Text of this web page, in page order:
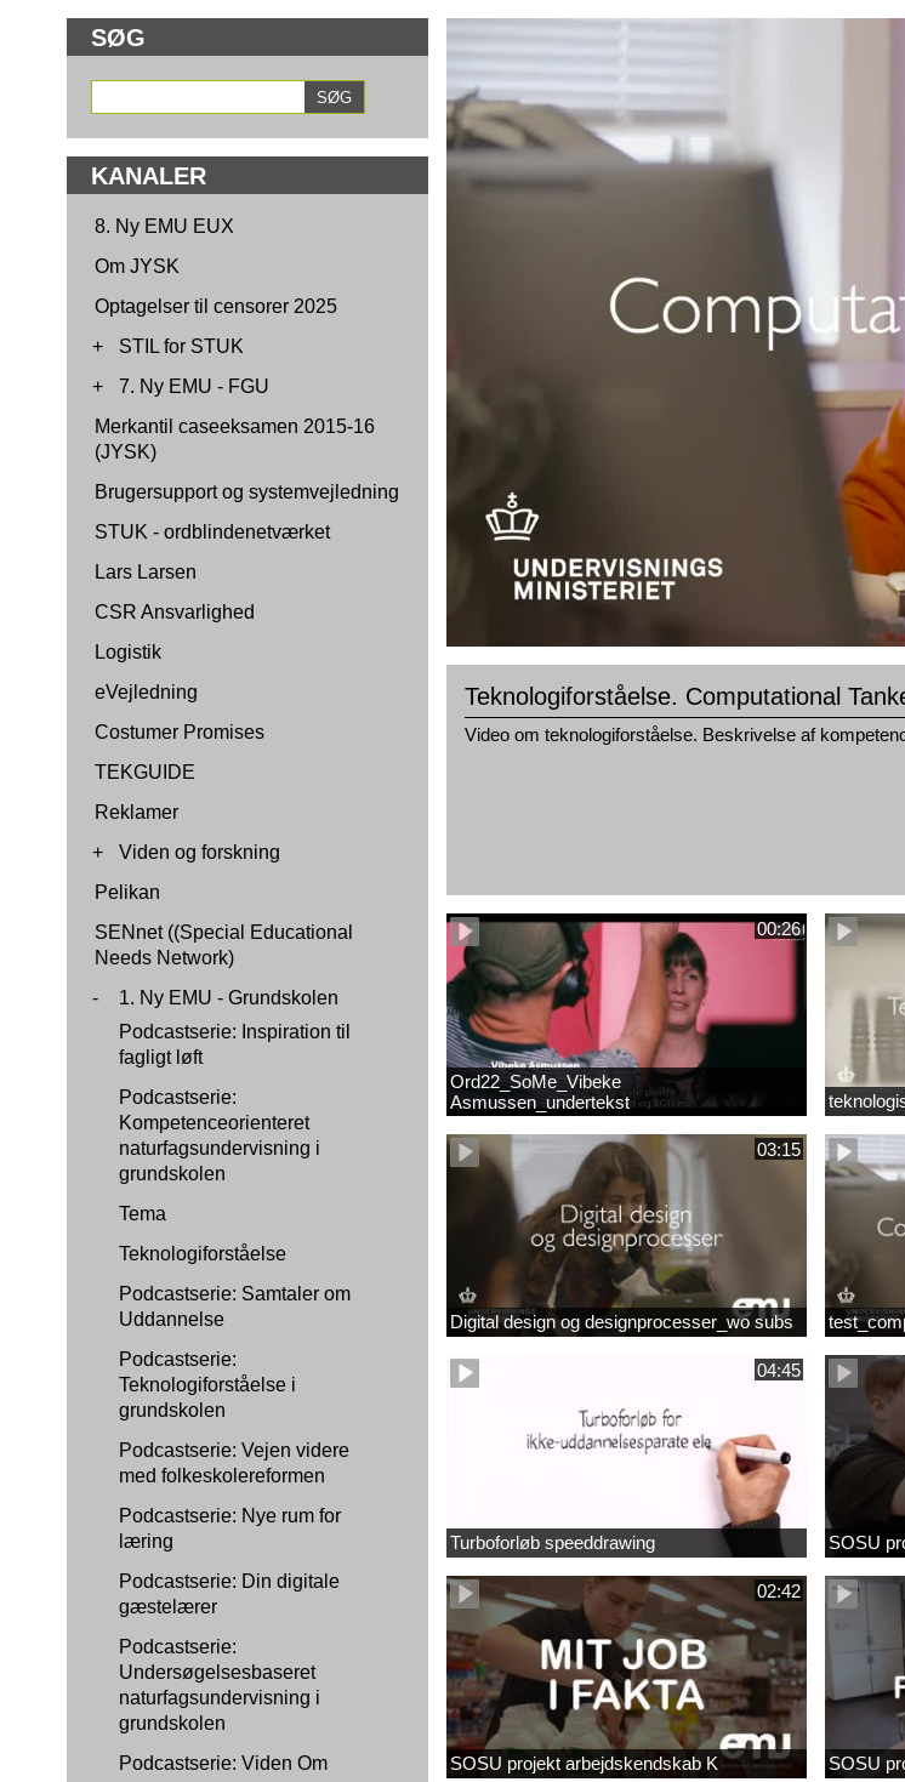
SØG
KANALER
8. Ny EMU EUX
Om JYSK
Optagelser til censorer 2025
+
STIL for STUK
+
7. Ny EMU - FGU
Merkantil caseeksamen 2015-16
(JYSK)
Brugersupport og systemvejledning
STUK - ordblindenetværket
Lars Larsen
CSR Ansvarlighed
Logistik
eVejledning
Costumer Promises
TEKGUIDE
Reklamer
+
Viden og forskning
Pelikan
SENnet ((Special Educational
Needs Network)
-
1. Ny EMU - Grundskolen
Podcastserie: Inspiration til
fagligt løft
Podcastserie:
Kompetenceorienteret
naturfagsundervisning i
grundskolen
Tema
Teknologiforståelse
Podcastserie: Samtaler om
Uddannelse
Podcastserie:
Teknologiforståelse i
grundskolen
Podcastserie: Vejen videre
med folkeskolereformen
Podcastserie: Nye rum for
læring
Podcastserie: Din digitale
gæstelærer
Podcastserie:
Undersøgelsesbaseret
naturfagsundervisning i
grundskolen
Podcastserie: Viden Om
Teknologiforståelse. Computational
Video om teknologiforståelse. Beskrivelse af
00:26
Ord22_SoMe_Vibeke
Asmussen_undertekst
03:15
Digital design og designprocesser_wo subs
04:45
Turboforløb speeddrawing SOSU
02:42
SOSU projekt arbejdskendskab K SOSU